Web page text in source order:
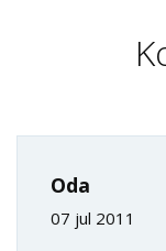
Oda
07 jul 2011